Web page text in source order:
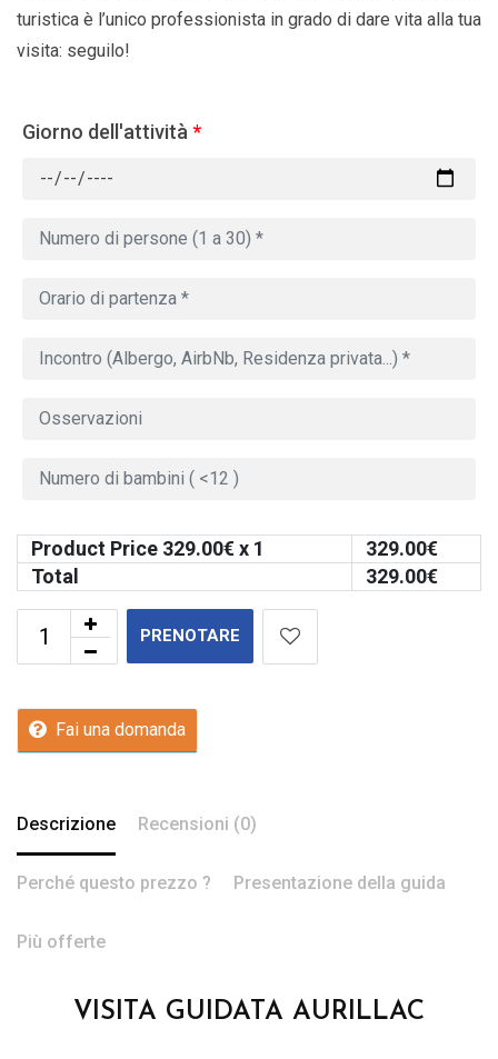
turistica è l’unico professionista in grado di dare vita alla tua
visita: seguilo!
Giorno dell'attività *
Product Price 329.00€ x 1 329.00€
Total
329.00€
PRENOTARE
Fai una domanda
Descrizione Recensioni (0)
Perché questo prezzo ? Presentazione della guida
Più offerte
VISITA GUIDATA AURILLAC